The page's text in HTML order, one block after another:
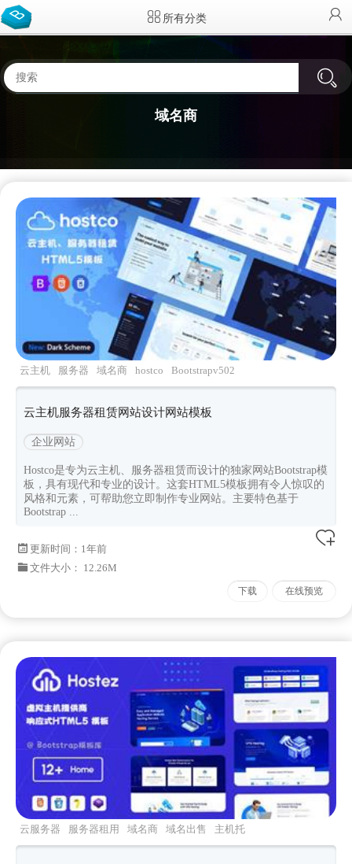
所有分类
域名商
云主机 服务器 域名商 hostco Bootstrapv502
云主机服务器租赁网站设计网站模板
企业网站
Hostco是专为云主机、服务器租赁而设计的独家网站Bootstrap模
板，具有现代和专业的设计。这套HTML5模板拥有令人惊叹的
风格和元素，可帮助您立即制作专业网站。主要特色基于
Bootstrap ...
更新时间： 1年前
文件大小： 12.26M
下载 在线预览
云服务器 服务器租用 域名商 域名出售
主机托
管公司